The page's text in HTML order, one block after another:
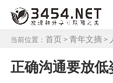
当前位置： 首页 > 青年文摘 >
正确沟通要放低